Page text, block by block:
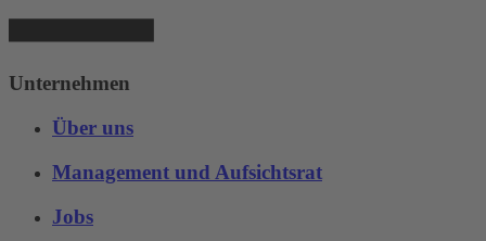
Unternehmen
Über uns
Management und Aufsichtsrat
Jobs